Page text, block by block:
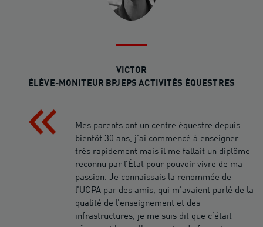
VICTOR
ÉLÈVE-MONITEUR BPJEPS ACTIVITÉS ÉQUESTRES
Mes parents ont un centre équestre depuis
bientôt 30 ans, j’ai commencé à enseigner
très rapidement mais il me fallait un diplôme
reconnu par l’État pour pouvoir vivre de ma
passion. Je connaissais la renommée de
l’UCPA par des amis, qui m’avaient parlé de la
qualité de l’enseignement et des
infrastructures, je me suis dit que c’était